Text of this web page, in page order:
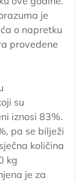
je
o napretku
provedene
su
iznosi 83%.
pa se bilježi
količina
kg
je za